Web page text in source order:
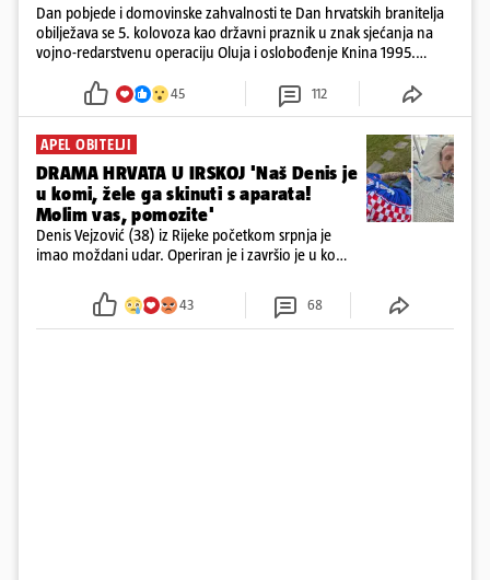
Dan pobjede i domovinske zahvalnosti te Dan hrvatskih branitelja
obilježava se 5. kolovoza kao državni praznik u znak sjećanja na
vojno-redarstvenu operaciju Oluja i oslobođenje Knina 1995.
45 112
APEL OBITELJI
DRAMA HRVATA U IRSKOJ 'Naš Denis je
u komi, žele ga skinuti s aparata!
Molim vas, pomozite'
Denis Vejzović (38) iz Rijeke početkom srpnja je
imao moždani udar. Operiran je i završio je u komi.
tamošnji liječnici ne vjeruju u oporavak: 'Imamo
43 68